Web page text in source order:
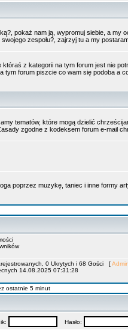
pokaż nam ją, wypromuj siebie, a my
zespołu?, zajrzyj tu a my
z kategorii na tym forum jest nie
tym forum piszcie co wam się podoba a
tematów, które mogą dzielić
zgodne z kodeksem forum e-mail
poprzez muzykę, taniec i inne formy
0 Ukrytych i 68 Gości [
14.08.2025 07:31:28
ostatnie 5 minut
Hasło: